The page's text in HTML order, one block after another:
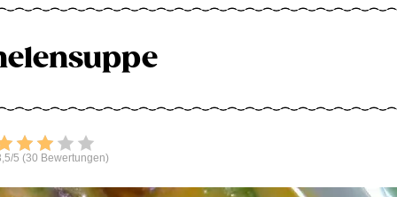
Bewerten
5 (30 Bewertungen)